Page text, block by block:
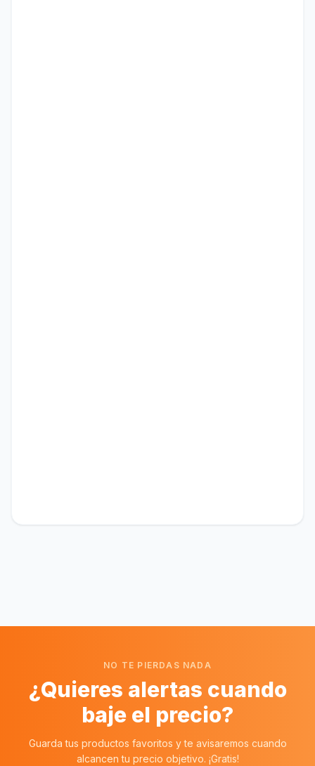
NO TE PIERDAS NADA
¿Quieres alertas cuando
baje el precio?
Guarda tus productos favoritos y te avisaremos cuando
alcancen tu precio objetivo. ¡Gratis!